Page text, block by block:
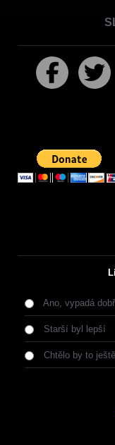
Ano, vypadá
Starší byl lepší
Chtělo by to